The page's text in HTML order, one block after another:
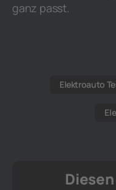
ganz passt.
Elektroauto